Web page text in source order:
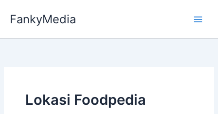
FankyMedia
Lokasi Foodpedia